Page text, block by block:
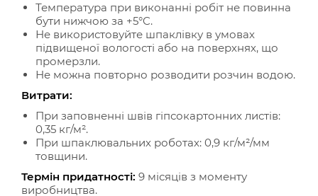
Температура при виконанні робіт не повинна
бути нижчою за +5°C.
Не використовуйте шпаклівку в умовах
підвищеної вологості або на поверхнях, що
промерзли.
Не можна повторно розводити розчин водою.
Витрати:
При заповненні швів гіпсокартонних листів:
0,35 кг/м².
При шпаклювальних роботах: 0,9 кг/м²/мм
товщини.
Термін придатності: 9 місяців з моменту
виробництва.